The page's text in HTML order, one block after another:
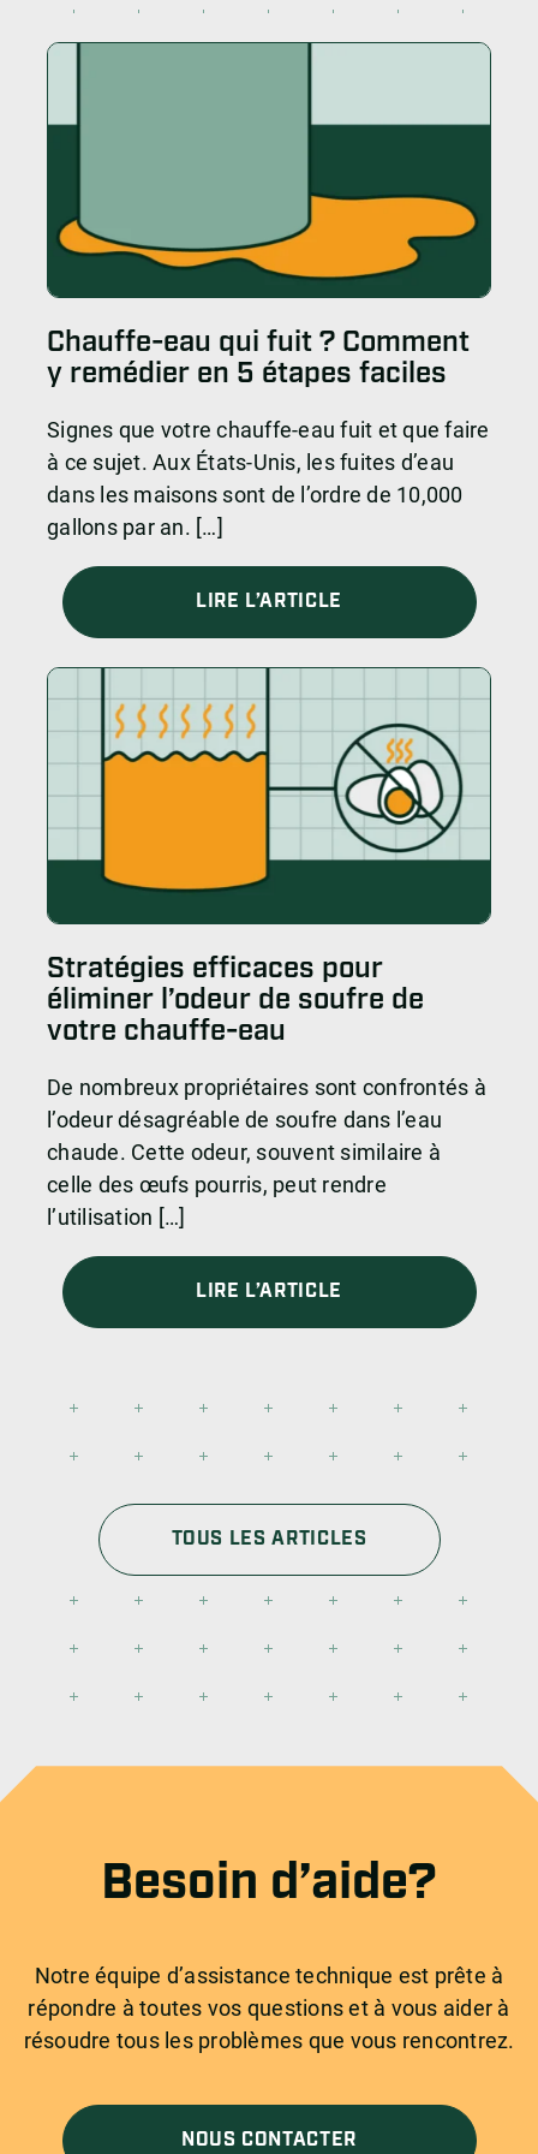
Chauffe-eau qui fuit ? Comment
y remédier en 5 étapes faciles
Signes que votre chauffe-eau fuit et que faire
à ce sujet. Aux États-Unis, les fuites d’eau
dans les maisons sont de l’ordre de 10,000
gallons par an. […]
LIRE L’ARTICLE
Stratégies efficaces pour
éliminer l’odeur de soufre de
votre chauffe-eau
De nombreux propriétaires sont confrontés à
l’odeur désagréable de soufre dans l’eau
chaude. Cette odeur, souvent similaire à
celle des œufs pourris, peut rendre
l’utilisation […]
LIRE L’ARTICLE
TOUS LES ARTICLES
Besoin d’aide?
Notre équipe d’assistance technique est prête à
répondre à toutes vos questions et à vous aider à
résoudre tous les problèmes que vous rencontrez.
NOUS CONTACTER